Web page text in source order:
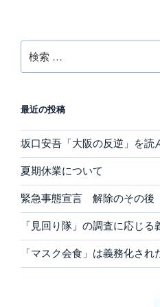
索:
最近の投稿
坂口安吾「大阪の反逆」を読
夏期休業について
緊急事態宣言 解除のその後
「見回り隊」の調査に応じる
「マスク会食」は義務化され